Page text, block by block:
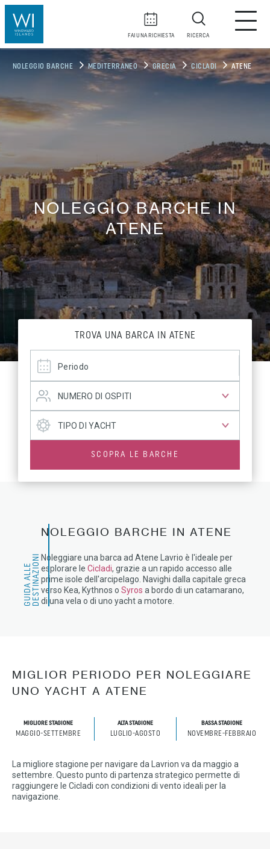
FAI UNA RICHIESTA RICERCA
NOLEGGIO BARCHE MEDITERRANEO GRECIA CICLADI ATENE
NOLEGGIO BARCHE IN
ATENE
TROVA UNA BARCA IN ATENE
SCOPRA LE BARCHE
G
U
I
D
A
A
L
L
E
D
E
S
T
I
N
A
Z
I
O
NI
NOLEGGIO BARCHE IN ATENE
Noleggiare una barca ad Atene Lavrio è l'ideale per
esplorare le Cicladi, grazie a un rapido accesso alle
prime isole dell'arcipelago. Navighi dalla capitale greca
verso Kea, Kythnos o Syros a bordo di un catamarano,
di una vela o di uno yacht a motore.
MIGLIOR PERIODO PER NOLEGGIARE
UNO YACHT A ATENE
MIGLIORE STAGIONE
MAGGIO-SETTEMBRE
ALTA STAGIONE
LUGLIO-AGOSTO
BASSA STAGIONE
NOVEMBRE-FEBBRAIO
La migliore stagione per navigare da Lavrion va da maggio a
settembre. Questo punto di partenza strategico permette di
raggiungere le Cicladi con condizioni di vento ideali per la
navigazione.